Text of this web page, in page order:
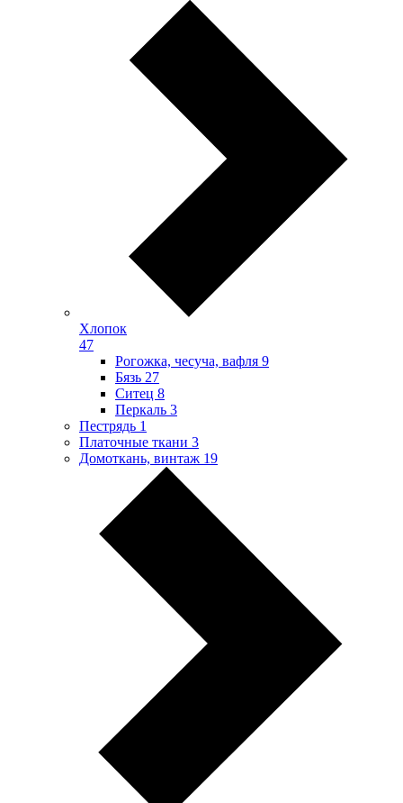
Хлопок
47
Рогожка, чесуча, вафля 9
Бязь 27
Ситец 8
Перкаль 3
Пестрядь 1
Платочные ткани 3
Домоткань, винтаж 19